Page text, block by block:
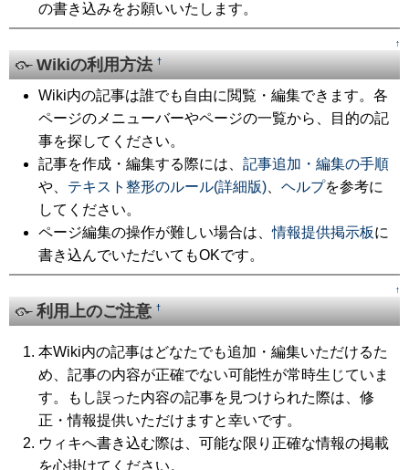
の書き込みをお願いいたします。
↑
Wikiの利用方法†
Wiki内の記事は誰でも自由に閲覧・編集できます。各
ページのメニューバーやページの一覧から、目的の記
事を探してください。
記事を作成・編集する際には、 記事追加・編集の手順
や、 テキスト整形のルール(詳細版) ヘルプを参考に
してください。
ページ編集の操作が難しい場合は、情報提供掲示板に
書き込んでいただいてもOKです。
↑
利用上のご注意†
本Wiki内の記事はどなたでも追加・編集いただけるた
め、記事の内容が正確でない可能性が常時生じていま
す。もし誤った内容の記事を見つけられた際は、修
正・情報提供いただけますと幸いです。
ウィキへ書き込む際は、可能な限り正確な情報の掲載
を心掛けてください。